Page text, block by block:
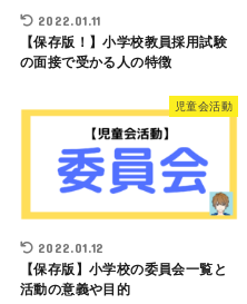
2022.01.11
【保存版！】小学校教員採用試験
の面接で受かる人の特徴
児童会活動
2022.01.12
【保存版】小学校の委員会一覧と
活動の意義や目的